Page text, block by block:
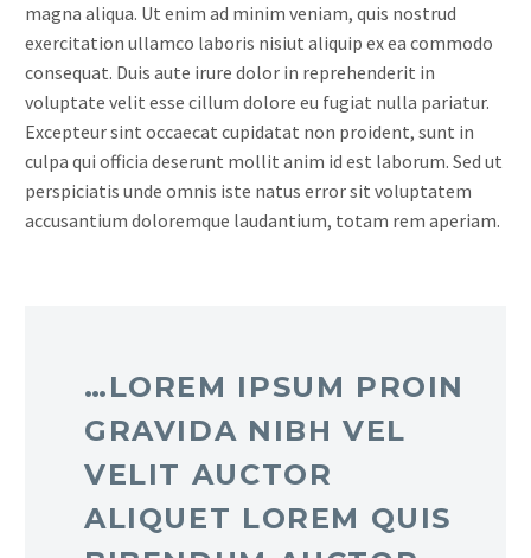
magna aliqua. Ut enim ad minim veniam, quis nostrud
exercitation ullamco laboris nisiut aliquip ex ea commodo
consequat. Duis aute irure dolor in reprehenderit in
voluptate velit esse cillum dolore eu fugiat nulla pariatur.
Excepteur sint occaecat cupidatat non proident, sunt in
culpa qui officia deserunt mollit anim id est laborum. Sed ut
perspiciatis unde omnis iste natus error sit voluptatem
accusantium doloremque laudantium, totam rem aperiam.
…LOREM IPSUM PROIN
GRAVIDA NIBH VEL
VELIT AUCTOR
ALIQUET LOREM QUIS